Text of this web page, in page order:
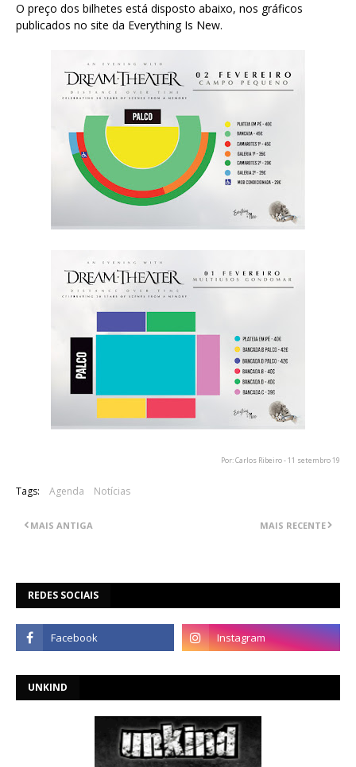
O preço dos bilhetes está disposto abaixo, nos gráficos
publicados no site da Everything Is New.
Por: Carlos Ribeiro - 11 setembro 19
Tags: Agenda Notícias
MAIS RECENTE
MAIS ANTIGA
REDES SOCIAIS
UNKIND